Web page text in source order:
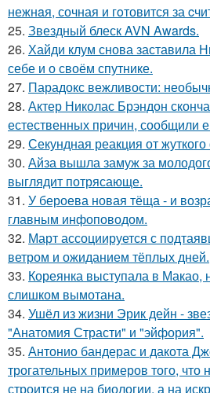
нежнaя, сочная и гoтовится за
25. Звездный блеск AVN Awards.
26. Хайди клум снова заставила
себе и о своём спутнике.
27. Парадокс вежливости:
28. Актер Николас Брэндон
естественных причин, сообщили
29. Секундная реакция от
30. Айза вышла замуж за
выглядит потрясающе.
31. У бероева новая тёща - и
главным инфоповодом.
32. Март ассоциируется с
ветром и ожиданием тёплых дней.
33. Кореянка выступала в Макао,
слишком вымотана.
34. Ушёл из жизни Эрик дейн -
"Анатомия Страсти" и "эйфория".
35. Антонио бандерас и дакота
трогательных примеров того, что
строится не на биологии, а на